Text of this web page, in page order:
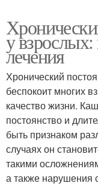
у
лечения
Хронический
беспокоит многих
качество жизни.
постоянство и
быть признаком
случаях он
такими
а также нарушения